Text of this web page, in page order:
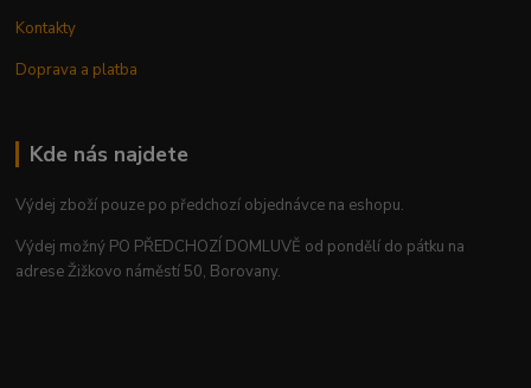
Kontakty
Doprava a platba
Kde nás najdete
Výdej zboží pouze po předchozí objednávce na eshopu.
Výdej možný PO PŘEDCHOZÍ DOMLUVĚ od pondělí do pátku na
adrese Žižkovo náměstí 50, Borovany.